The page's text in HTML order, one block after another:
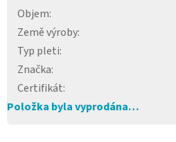
Objem:
Země výroby:
Typ pleti:
Značka:
Certifikát:
Položka byla vyprodána…